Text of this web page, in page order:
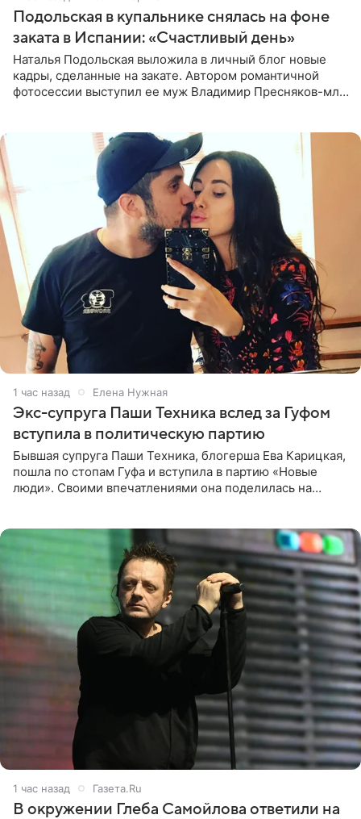
Подольская в купальнике снялась на фоне
заката в Испании: «Счастливый день»
Наталья Подольская выложила в личный блог новые
кадры, сделанные на закате. Автором романтичной
фотосессии выступил ее муж Владимир Пресняков-мл.
1 час назад Елена Нужная
Экс-супруга Паши Техника вслед за Гуфом
вступила в политическую партию
Бывшая супруга Паши Техника, блогерша Ева Карицкая,
пошла по стопам Гуфа и вступила в партию «Новые
люди». Своими впечатлениями она поделилась на
1 час назад Газета.Ru
В окружении Глеба Самойлова ответили на